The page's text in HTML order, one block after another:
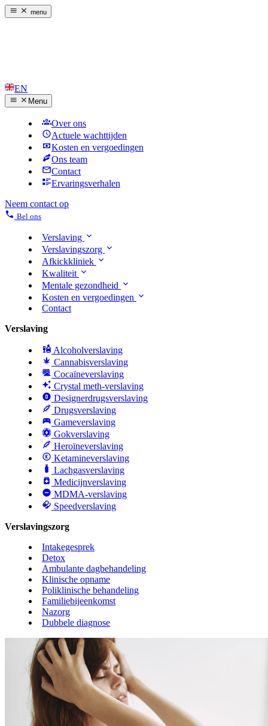
menu
EN
Menu
Over ons
Actuele wachttijden
Kosten en vergoedingen
Ons team
Contact
Ervaringsverhalen
Neem contact op
Bel ons
Verslaving
Verslavingszorg
Afkickkliniek
Kwaliteit
Mentale gezondheid
Kosten en vergoedingen
Contact
Verslaving
Alcoholverslaving
Cannabisverslaving
Cocaïneverslaving
Crystal meth-verslaving
Designerdrugsverslaving
Drugsverslaving
Gameverslaving
Gokverslaving
Heroïneverslaving
Ketamineverslaving
Lachgasverslaving
Medicijnverslaving
MDMA-verslaving
Speedverslaving
Verslavingszorg
Intakegesprek
Detox
Ambulante dagbehandeling
Klinische opname
Poliklinische behandeling
Familiebijeenkomst
Nazorg
Dubbele diagnose